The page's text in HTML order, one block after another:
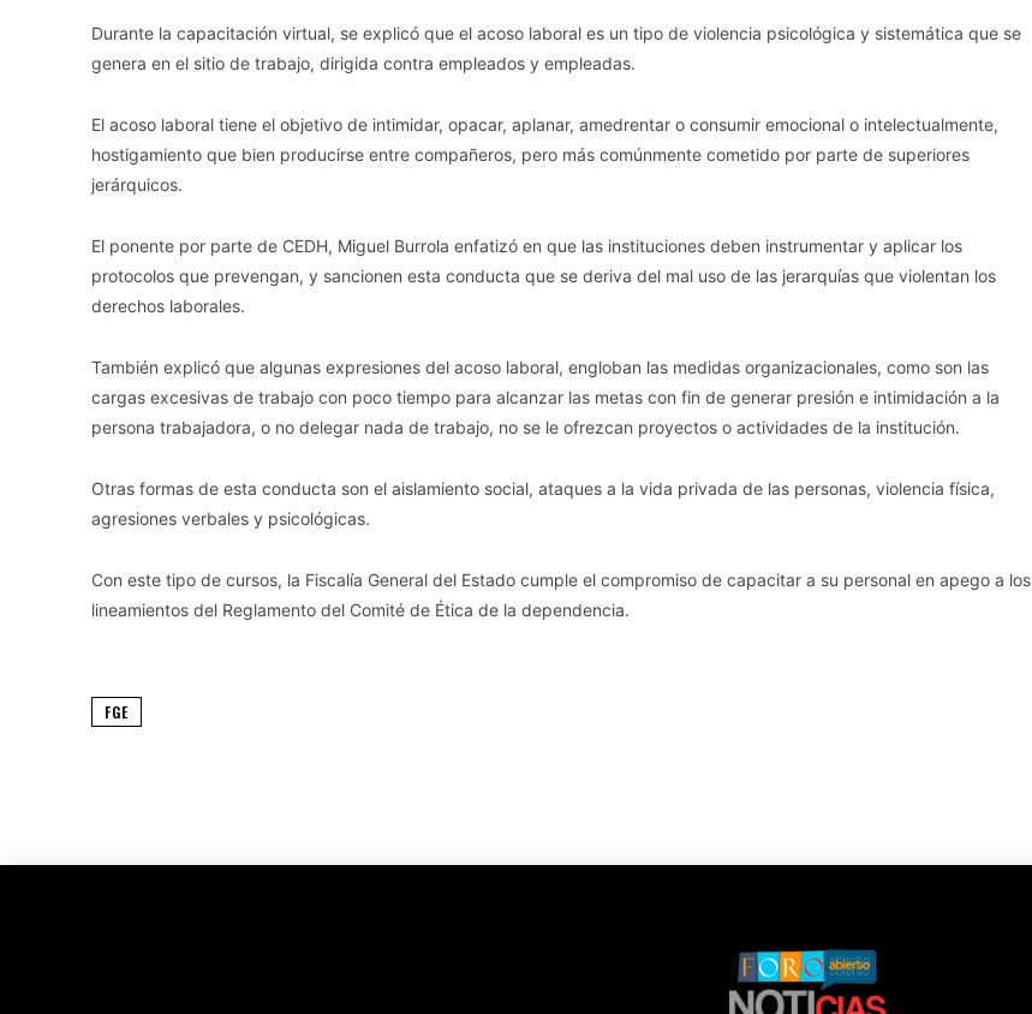
Durante la capacitación virtual, se explicó que el acoso laboral es un tipo de violencia psicológica y sistemática que se
genera en el sitio de trabajo, dirigida contra empleados y empleadas.
El acoso laboral tiene el objetivo de intimidar, opacar, aplanar, amedrentar o consumir emocional o intelectualmente,
hostigamiento que bien producirse entre compañeros, pero más comúnmente cometido por parte de superiores
jerárquicos.
El ponente por parte de CEDH, Miguel Burrola enfatizó en que las instituciones deben instrumentar y aplicar los
protocolos que prevengan, y sancionen esta conducta que se deriva del mal uso de las jerarquías que violentan los
derechos laborales.
También explicó que algunas expresiones del acoso laboral, engloban las medidas organizacionales, como son las
cargas excesivas de trabajo con poco tiempo para alcanzar las metas con fin de generar presión e intimidación a la
persona trabajadora, o no delegar nada de trabajo, no se le ofrezcan proyectos o actividades de la institución.
Otras formas de esta conducta son el aislamiento social, ataques a la vida privada de las personas, violencia física,
agresiones verbales y psicológicas.
Con este tipo de cursos, la Fiscalía General del Estado cumple el compromiso de capacitar a su personal en apego a los
lineamientos del Reglamento del Comité de Ética de la dependencia.
FGE